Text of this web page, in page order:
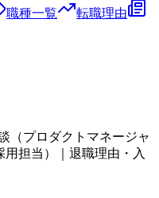
職種一覧
転職理由
（プロダクトマネージャ
担当）｜退職理由・入